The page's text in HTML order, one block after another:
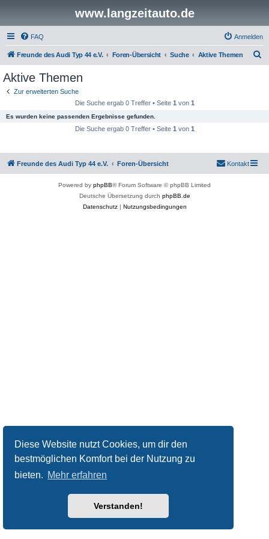
Diese Website nutzt Cookies, um dir den
bestmöglichen Komfort bei der Nutzung zu
bieten. Mehr erfahren
Verstanden!
www.langzeitauto.de
FAQ Anmelden
Freunde des Audi Typ 44 e.V. Foren-Übersicht Suche Aktive Themen
Aktive Themen
Zur erweiterten Suche
Die Suche ergab 0 Treffer • Seite 1 von 1
Es wurden keine passenden Ergebnisse gefunden.
Die Suche ergab 0 Treffer • Seite 1 von 1
Freunde des Audi Typ 44 e.V. Foren-Übersicht Kontakt
Powered by phpBB® Forum Software © phpBB Limited
Deutsche Übersetzung durch phpBB.de
Datenschutz| Nutzungsbedingungen